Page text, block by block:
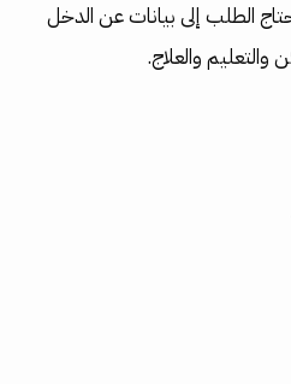
الطلب إلى بيانات عن الدخل
والعلاج.